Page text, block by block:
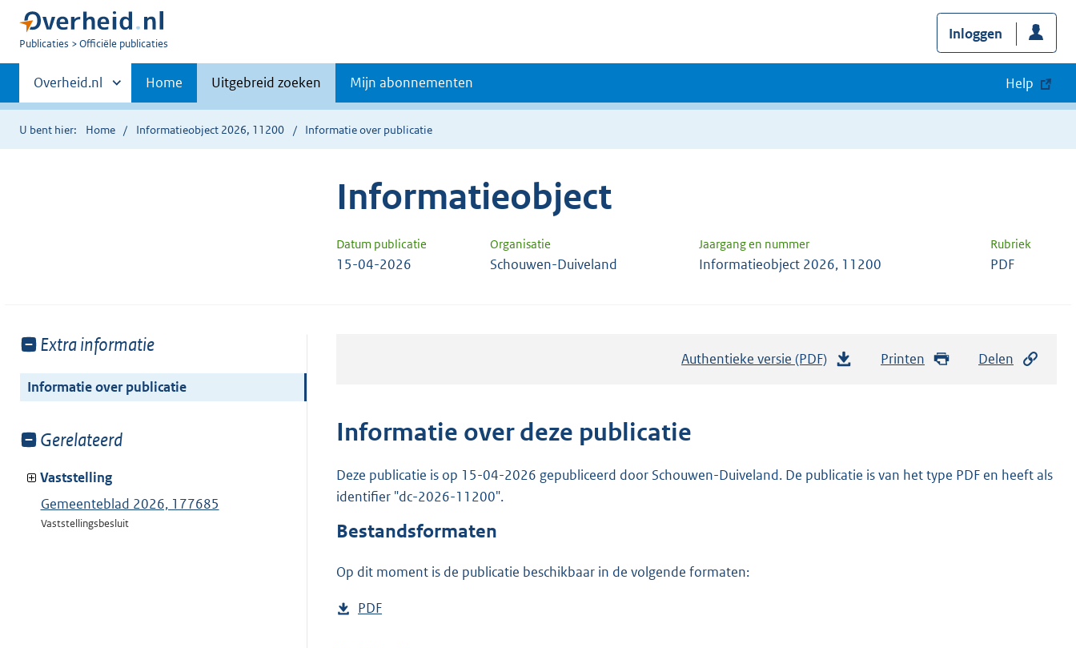
U
Publicaties Officiële publicaties
Inloggen
Primaire
navigatie
Andere
sites
binnen
Overheid.nl Home Uitgebreid zoeken Mijn abonnementen Help
U bent hier: Home Informatieobject 2026, 11200 Informatie over publicatie
Informatieobject
Datum publicatie Organisatie Jaargang en nummer Rubriek
15-04-2026 Schouwen-Duiveland Informatieobject 2026, 11200 PDF
Toon
van:
Extra informatie
Informatie over publicatie
Toon
van:
Gerelateerd
Vaststelling
Gemeenteblad 2026, 177685
Vaststellingsbesluit
Authentieke versie (PDF)
n
Printen Delen
Informatie over deze publicatie
Deze publicatie is op 15-04-2026 gepubliceerd door Schouwen-Duiveland. De publicatie is van het type PDF en heeft als
identifier "dc-2026-11200".
Bestandsformaten
Op dit moment is de publicatie beschikbaar in de volgende formaten:
D
PDF